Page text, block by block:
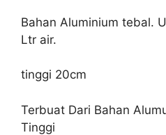
Bahan Aluminium tebal.
Ltr air.
tinggi 20cm
Terbuat Dari Bahan
Tinggi